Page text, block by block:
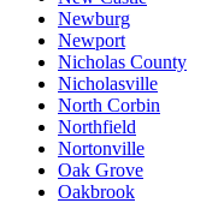
Newburg
Newport
Nicholas County
Nicholasville
North Corbin
Northfield
Nortonville
Oak Grove
Oakbrook